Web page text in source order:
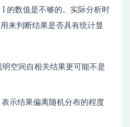
的数值是不够的。实际分析时
来判断结果是否具有统计显
空间自相关结果更可能不是
示结果偏离随机分布的程度